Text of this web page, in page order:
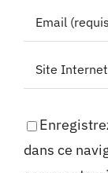
dans ce